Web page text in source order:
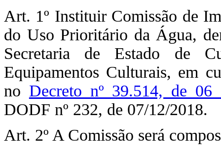
Art. 1º Instituir Comissão de
do Uso Prioritário da Água,
Secretaria de Estado de
Equipamentos Culturais, em
no Decreto nº 39.514, de 06
DODF nº 232, de 07/12/2018.
Art. 2º A Comissão será